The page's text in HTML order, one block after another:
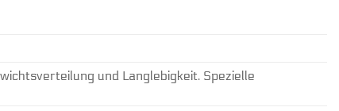
und Langlebigkeit. Spezielle